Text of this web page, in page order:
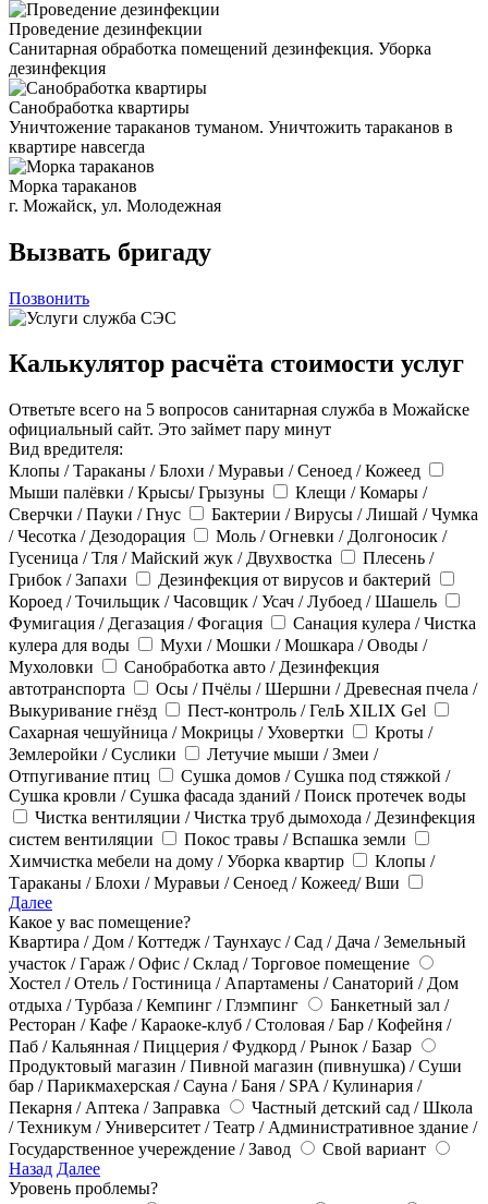
Проведение дезинфекции
Санитарная обработка помещений дезинфекция. Уборка
дезинфекция
Санобработка квартиры
Уничтожение тараканов туманом. Уничтожить тараканов в
квартире навсегда
Морка тараканов
г. Можайск, ул. Молодежная
Вызвать бригаду
Позвонить
Калькулятор расчёта стоимости услуг
Ответьте всего на 5 вопросов санитарная служба в Можайске
официальный сайт. Это займет пару минут
Вид вредителя:
Клопы / Тараканы / Блохи / Муравьи / Сеноед / Кожеед
Мыши палёвки / Крысы/ Грызуны
Клещи / Комары /
Сверчки / Пауки / Гнус
Бактерии / Вирусы / Лишай / Чумка
/ Чесотка / Дезодорация
Моль / Огневки / Долгоносик /
Гусеница / Тля / Майский жук / Двухвостка
Плесень /
Грибок / Запахи
Дезинфекция от вирусов и бактерий
Короед / Точильщик / Часовщик / Усач / Лубоед / Шашель
Фумигация / Дегазация / Фогация
Санация кулера / Чистка
кулера для воды
Мухи / Мошки / Мошкара / Оводы /
Мухоловки
Санобработка авто / Дезинфекция
автотранспорта
Осы / Пчёлы / Шершни / Древесная пчела /
Выкуривание гнёзд
Пест-контроль / ГелЬ XILIX Gel
Сахарная чешуйница / Мокрицы / Уховертки
Кроты /
Землеройки / Суслики
Летучие мыши / Змеи /
Отпугивание птиц
Сушка домов / Сушка под стяжкой /
Сушка кровли / Сушка фасада зданий / Поиск протечек воды
Чистка вентиляции / Чистка труб дымохода / Дезинфекция
систем вентиляции
Покос травы / Вспашка земли
Химчистка мебели на дому / Уборка квартир
Клопы /
Тараканы / Блохи / Муравьи / Сеноед / Кожеед/ Вши
Далее
Какое у вас помещение?
Квартира / Дом / Коттедж / Таунхаус / Сад / Дача / Земельный
участок / Гараж / Офис / Склад / Торговое помещение
Хостел / Отель / Гостиница / Апартамены / Санаторий / Дом
отдыха / Турбаза / Кемпинг / Глэмпинг
Банкетный зал /
Ресторан / Кафе / Караоке-клуб / Столовая / Бар / Кофейня /
Паб / Кальянная / Пиццерия / Фудкорд / Рынок / Базар
Продуктовый магазин / Пивной магазин (пивнушка) / Суши
бар / Парикмахерская / Сауна / Баня / SPA / Кулинария /
Пекарня / Аптека / Заправка
Частный детский сад / Школа
/ Техникум / Университет / Театр / Административное здание /
Государственное учереждение / Завод
Свой вариант
Назад Далее
Уровень проблемы?